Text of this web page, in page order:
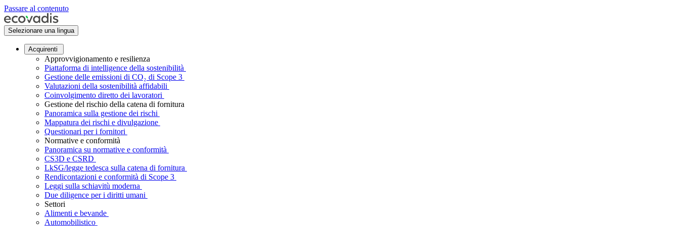
Passare al contenuto
Selezionare una lingua
Acquirenti
Approvvigionamento e resilienza
Piattaforma di intelligence della sostenibilità
Gestione delle emissioni di CO₂ di Scope 3
Valutazioni della sostenibilità affidabili
Coinvolgimento diretto dei lavoratori
Gestione del rischio della catena di fornitura
Panoramica sulla gestione dei rischi
Mappatura dei rischi e divulgazione
Questionari per i fornitori
Normative e conformità
Panoramica su normative e conformità
CS3D e CSRD
LkSG/legge tedesca sulla catena di fornitura
Rendicontazioni e conformità di Scope 3
Leggi sulla schiavitù moderna
Due diligence per i diritti umani
Settori
Alimenti e bevande
Automobilistico